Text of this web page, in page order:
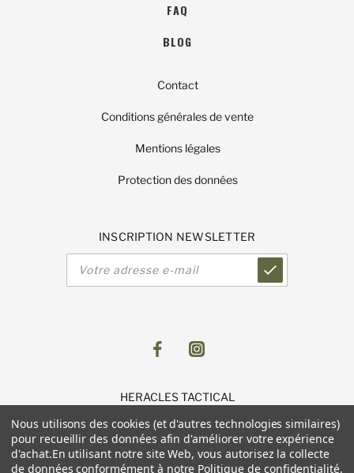
FAQ
BLOG
Contact
Conditions générales de vente
Mentions légales
Protection des données
INSCRIPTION NEWSLETTER
HERACLES TACTICAL
11 Parc du Luetzelfeld
67118 GEISPOLSHEIM
Nous utilisons des cookies (et d'autres technologies similaires)
pour recueillir des données afin d'améliorer votre expérience
d'achat.En utilisant notre site Web, vous autorisez la collecte
de données conformément à notre Politique de confidentialité.